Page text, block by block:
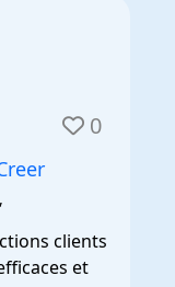
0
,
clients
et